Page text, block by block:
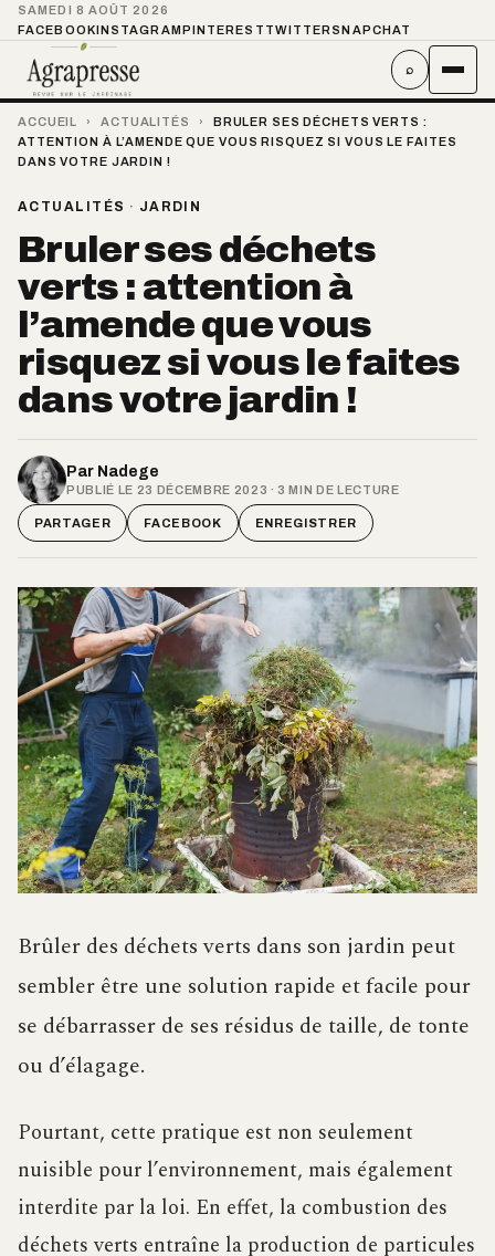
SAMEDI 8 AOÛT 2026
FACEBOOKINSTAGRAMPINTEREST TWITTER SNAPCHAT
⌕
ACCUEIL › ACTUALITÉS ›
BRULER SES DÉCHETS VERTS :
ATTENTION À L’AMENDE QUE VOUS RISQUEZ SI VOUS LE FAITES
DANS VOTRE JARDIN !
ACTUALITÉS · JARDIN
Bruler ses déchets
verts : attention à
l’amende que vous
risquez si vous le faites
dans votre jardin !
Par Nadege
PUBLIÉ LE 23 DÉCEMBRE 2023 · 3 MIN DE LECTURE
PARTAGER FACEBOOK ENREGISTRER
Brûler des déchets verts dans son jardin peut
sembler être une solution rapide et facile pour
se débarrasser de ses résidus de taille, de tonte
ou d’élagage.
Pourtant, cette pratique est non seulement
nuisible pour l’environnement, mais également
interdite par la loi. En effet, la combustion des
déchets verts entraîne la production de particules